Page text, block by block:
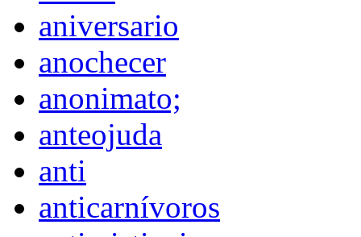
aniversario
anochecer
anonimato;
anteojuda
anti
anticarnívoros